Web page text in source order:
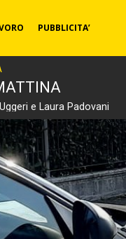
PUBBLICITA’
e Laura Padovani